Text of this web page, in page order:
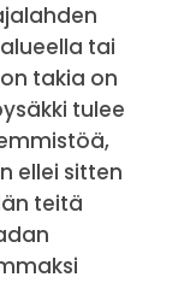
tai
takia on
tulee
ellei sitten
teitä